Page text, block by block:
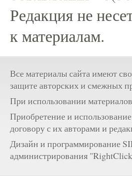
Редакция не
к материалам.
Все материалы сайта имеют
защите авторских и смежных
При использовании
Приобретение и
договору с их авторами и
Дизайн и программирование
администрирования